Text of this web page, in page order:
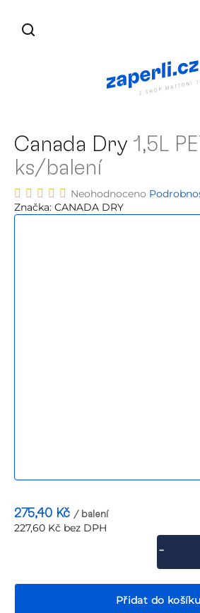
obsah
Canada Dry 1,5L
ks/balení
Průměrné
hodnocení
Neohodnoceno
Značka: CANADA DRY
275,40 Kč / balení
227,60 Kč bez DPH
Přidat do košíku